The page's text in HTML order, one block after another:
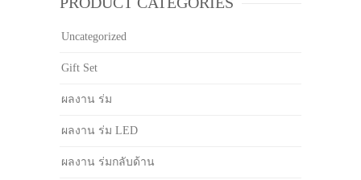
Uncategorized
Gift Set
ผลงาน ร่ม
ผลงาน ร่ม LED
ผลงาน ร่มกลับด้าน